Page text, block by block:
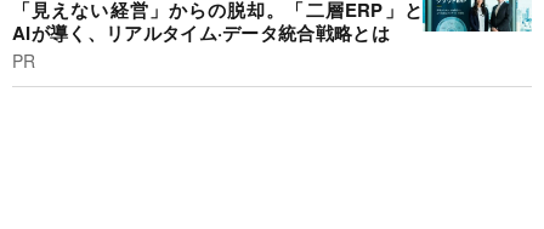
「見えない経営」からの脱却。「二層ERP」と
AIが導く、リアルタイム·データ統合戦略とは
PR